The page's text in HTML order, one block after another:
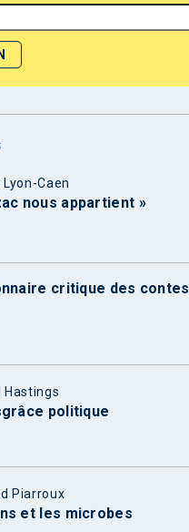
Caen
nous appartient »
critique des contes
Hastings
politique
Piarroux
et les microbes